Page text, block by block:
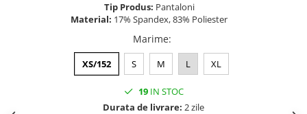
Tip Produs: Pantaloni
Material: 17% Spandex, 83% Poliester
Marime:
XS/152 S M L XL
19IN STOC
Durata de livrare: 2 zile